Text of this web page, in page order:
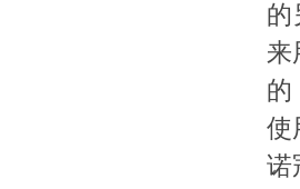
的
来
的
使
诺